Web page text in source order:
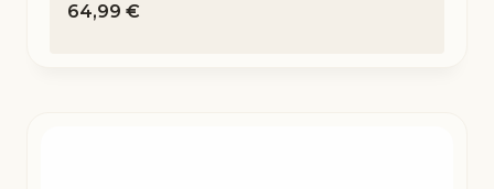
64,99 €